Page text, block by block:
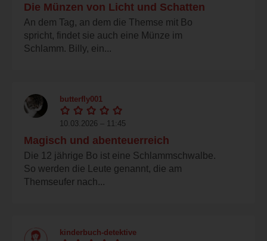
Die Münzen von Licht und Schatten
An dem Tag, an dem die Themse mit Bo
spricht, findet sie auch eine Münze im
Schlamm. Billy, ein...
butterfly001
10.03.2026 – 11:45
Magisch und abenteuerreich
Die 12 jährige Bo ist eine Schlammschwalbe.
So werden die Leute genannt, die am
Themseufer nach...
kinderbuch-detektive